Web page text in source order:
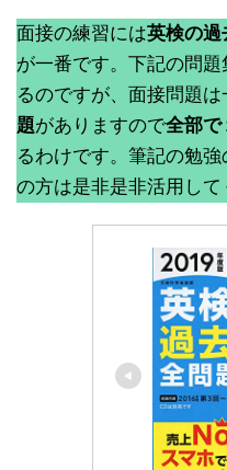
面接の練習には英検の過
が一番です。下記の問
るのですが、面接問題は
題がありますので全部で
るわけです。筆記の勉
の方は是非是非活用して